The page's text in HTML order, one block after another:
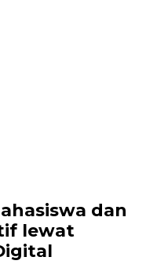
dan
lewat